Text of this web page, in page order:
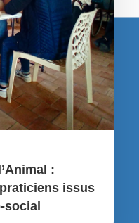
:
issus
social